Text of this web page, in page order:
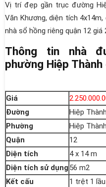
Vị trí đẹp gần trục đường
Văn Khương, diện tích
nhà sổ hồng riêng quận 12 giá
Thông tin nhà
phường Hiệp Thành
Giá
Đường
Hiệp
Phường
Hiệp Thành
Quận
12
Diện tích
4 x 14 m
Diện tích sử dụng 56 m2
Kết cấu
1 trệt 1 lầu